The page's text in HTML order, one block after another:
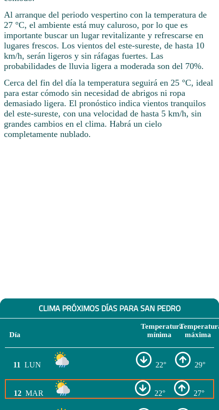
Al arranque del periodo vespertino con la temperatura de
27 °C, el ambiente está muy caluroso, por lo que es
importante buscar un lugar revitalizante y refrescarse en
lugares frescos. Los vientos del este-sureste, de hasta 10
km/h, serán ligeros y sin ráfagas fuertes. Las
probabilidades de lluvia ligera a moderada son del 70%.
Cerca del fin del día la temperatura seguirá en 25 °C, ideal
para estar cómodo sin necesidad de abrigos ni ropa
demasiado ligera. El pronóstico indica vientos tranquilos
del este-sureste, con una velocidad de hasta 5 km/h, sin
grandes cambios en el clima. Habrá un cielo
completamente nublado.
CLIMA PRÓXIMOS DÍAS PARA SAN PEDRO
Día
Temperatura
mínima
máxima
11 LUN 22° 29°
12 MAR 22° 27°